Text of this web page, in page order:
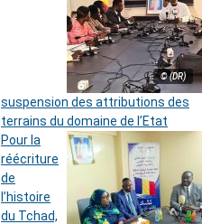
© (DR)
suspension des attributions des
terrains du domaine de l’Etat
Pour la
réécriture
de
l’histoire
du Tchad,